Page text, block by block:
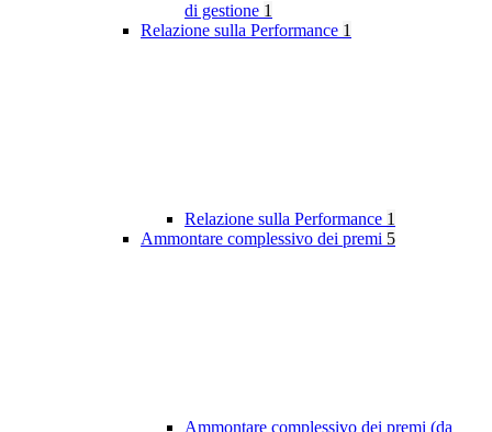
di gestione 1
Relazione sulla Performance 1
Relazione sulla Performance 1
Ammontare complessivo dei premi 5
Ammontare complessivo dei premi (da